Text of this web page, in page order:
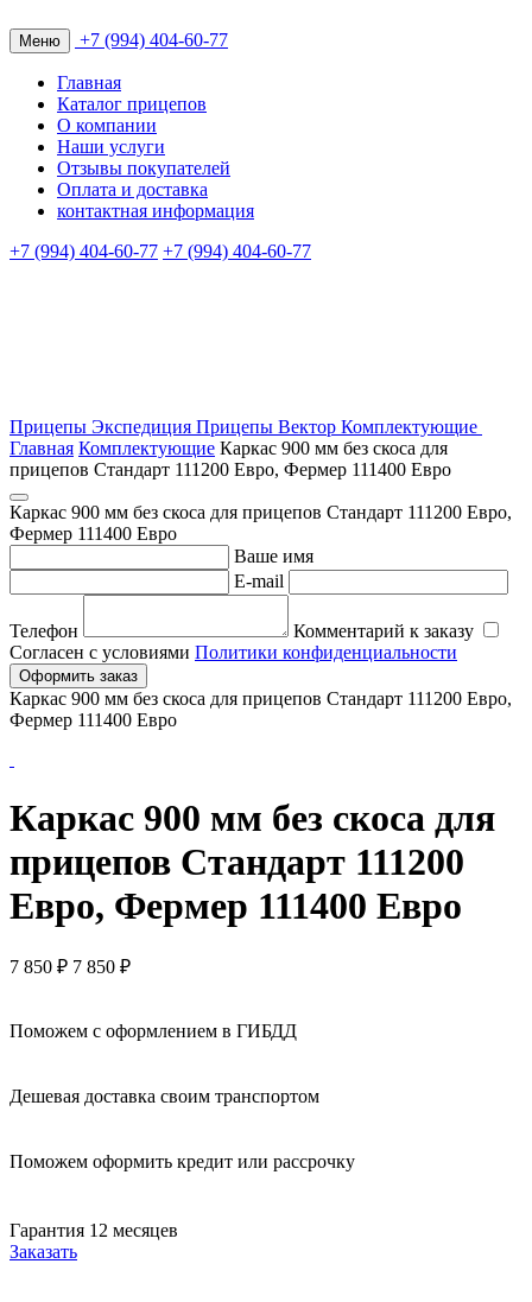
Меню +7 (994) 404-60-77
Главная
Каталог прицепов
О компании
Наши услуги
Отзывы покупателей
Оплата и доставка
контактная информация
+7 (994) 404-60-77 +7 (994) 404-60-77
Прицепы Экспедиция Прицепы Вектор Комплектующие
Главная Комплектующие Каркас 900 мм без скоса для
прицепов Стандарт 111200 Евро, Фермер 111400 Евро
Каркас 900 мм без скоса для прицепов Стандарт 111200 Евро,
Фермер 111400 Евро
Ваше имя
E-mail
Телефон
Комментарий к заказу
Согласен с условиями Политики конфиденциальности
Оформить заказ
Каркас 900 мм без скоса для прицепов Стандарт 111200 Евро,
Фермер 111400 Евро
Каркас 900 мм без скоса для
прицепов Стандарт 111200
Евро, Фермер 111400 Евро
7 850 ₽ 7 850 ₽
Поможем с оформлением в ГИБДД
Дешевая доставка своим транспортом
Поможем оформить кредит или рассрочку
Гарантия 12 месяцев
Заказать